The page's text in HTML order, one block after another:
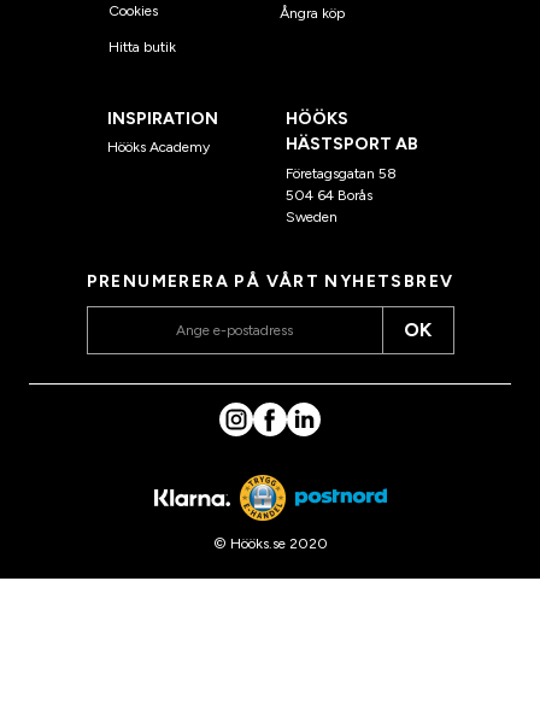
Cookies
Hitta butik
Ångra köp
INSPIRATION
Hööks Academy
HÖÖKS
HÄSTSPORT AB
Företagsgatan 58
504 64 Borås
Sweden
PRENUMERERA PÅ VÅRT NYHETSBREV
OK
© Hööks.se 2020